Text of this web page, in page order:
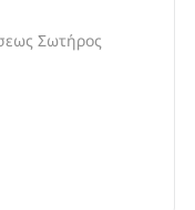
Σωτήρος